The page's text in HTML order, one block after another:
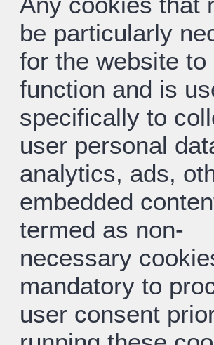
be particularly
for the website to
function and is
specifically to
user personal
analytics, ads,
embedded
termed as non-
necessary
mandatory to
user consent